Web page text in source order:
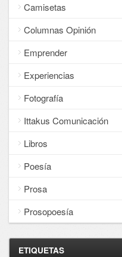
Camisetas
Columnas Opinión
Emprender
Experiencias
Fotografía
Ittakus Comunicación
Libros
Poesía
Prosa
Prosopoesía
ETIQUETAS